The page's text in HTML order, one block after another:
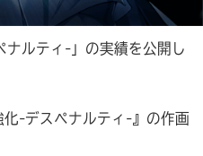
ナルティ-」の実績を公開し
-デスペナルティ-』の作画